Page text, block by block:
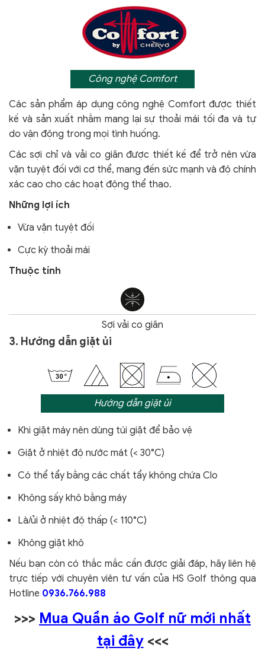
Công nghệ Comfort
Các sản phẩm áp dụng công nghệ Comfortđược thiết
kế và sản xuất nhằm mang lại sự thoải mái tối đa và tự
do vận động trong mọi tình huống.
Các sợi chỉ và vải co giãn được thiết kế để trở nên vừa
vặn tuyệt đối với cơ thể, mang đến sức mạnh và độ chính
xác cao cho các hoạt động thể thao.
Những lợi ích
Vừa vặn tuyệt đối
Cực kỳ thoải mái
Thuộc tính
Sợi vải co giãn
3. Hướng dẫn giặt ủi
Hướng dẫn giặt ủi
Khi giặt máy nên dùng túi giặt để bảo vệ
Giặt ở nhiệt độ nước mát (< 30°C)
Có thể tẩy bằng các chất tẩy không chứa Clo
Không sấy khô bằng máy
Là/ủi ở nhiệt độ thấp (< 110°C)
Không giặt khô
Nếu bạn còn có thắc mắc cần được giải đáp, hãy liên hệ
trực tiếp với chuyên viên tư vấn của HS Golf thông qua
Hotline 0936.766.988
>>> Mua Quần áo Golf nữ mới nhất
tại đây<<<